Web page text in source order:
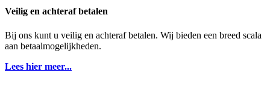
Veilig en achteraf betalen
Bij ons kunt u veilig en achteraf betalen. Wij bieden een breed scala
aan betaalmogelijkheden.
Lees hier meer...